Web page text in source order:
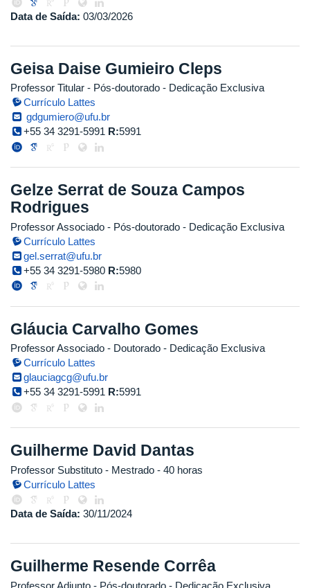
Data de Saída: 03/03/2026
Geisa Daise Gumieiro Cleps
Professor Titular - Pós-doutorado - Dedicação Exclusiva
Currículo Lattes
gdgumiero@ufu.br
+55 34 3291-5991 R:5991
Gelze Serrat de Souza Campos
Rodrigues
Professor Associado - Pós-doutorado - Dedicação Exclusiva
Currículo Lattes
gel.serrat@ufu.br
+55 34 3291-5980 R:5980
Gláucia Carvalho Gomes
Professor Associado - Doutorado - Dedicação Exclusiva
Currículo Lattes
glauciagcg@ufu.br
+55 34 3291-5991 R:5991
Guilherme David Dantas
Professor Substituto - Mestrado - 40 horas
Currículo Lattes
Data de Saída: 30/11/2024
Guilherme Resende Corrêa
Professor Adjunto - Pós-doutorado - Dedicação Exclusiva